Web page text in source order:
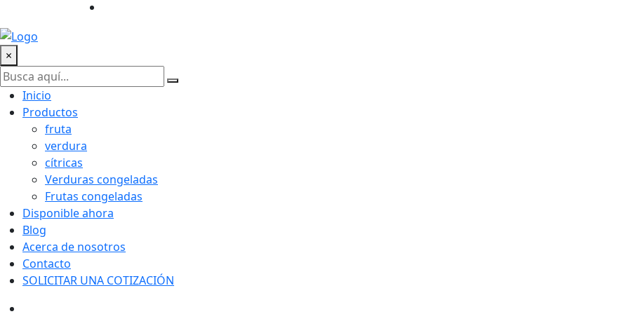
×
Inicio
Productos
fruta
verdura
cítricas
Verduras congeladas
Frutas congeladas
Disponible ahora
Blog
Acerca de nosotros
Contacto
SOLICITAR UNA COTIZACIÓN